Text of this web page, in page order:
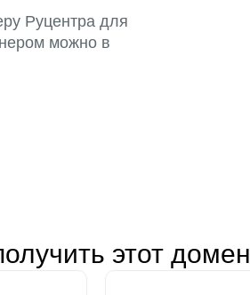
Руцентра для
можно в
этот домен